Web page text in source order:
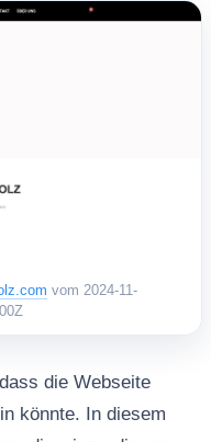
vom 2024-11-
die Webseite
könnte. In diesem